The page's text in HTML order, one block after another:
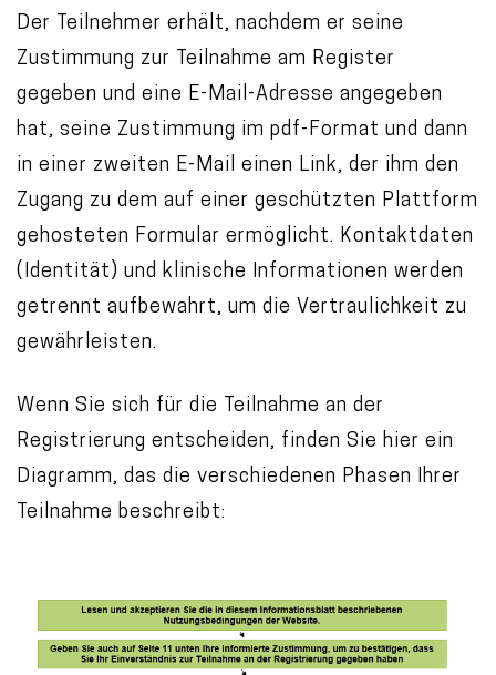
Der Teilnehmer erhält, nachdem er seine
Zustimmung zur Teilnahme am Register
gegeben und eine E-Mail-Adresse angegeben
hat, seine Zustimmung im pdf-Format und dann
in einer zweiten E-Mail einen Link, der ihm den
Zugang zu dem auf einer geschützten Plattform
gehosteten Formular ermöglicht. Kontaktdaten
(Identität) und klinische Informationen werden
getrennt aufbewahrt, um die Vertraulichkeit zu
gewährleisten.
Wenn Sie sich für die Teilnahme an der
Registrierung entscheiden, finden Sie hier ein
Diagramm, das die verschiedenen Phasen Ihrer
Teilnahme beschreibt: